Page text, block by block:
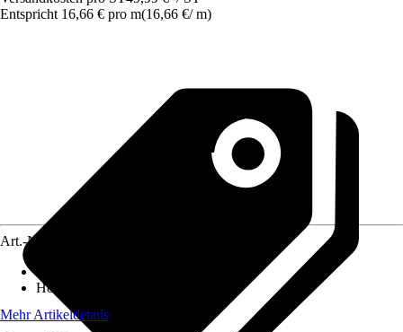
Entspricht 16,66 € pro m(16,66 €/ m)
Art.-Nr.
Höhe
Mehr Artikeldetails